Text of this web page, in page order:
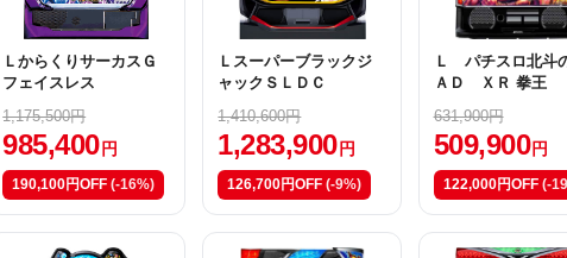
ＬからくりサーカスＧ
フェイスレス
1,175,500円
985,400円
190,100円OFF (-16%)
Ｌスーパーブラックジ
ャックＳＬＤＣ
1,410,600円
1,283,900円
126,700円OFF (-9%)
Ｌ パチスロ北斗
ＡＤ ＸＲ 拳王
631,900円
509,900円
122,000円OFF (-